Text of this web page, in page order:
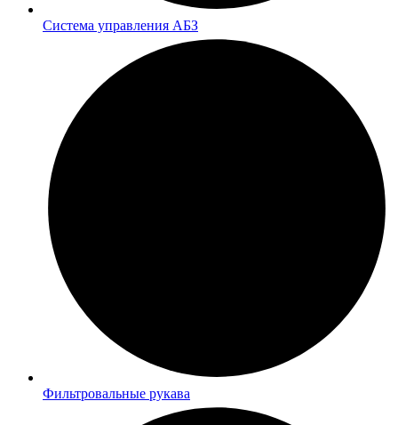
Система управления АБЗ
Фильтровальные рукава